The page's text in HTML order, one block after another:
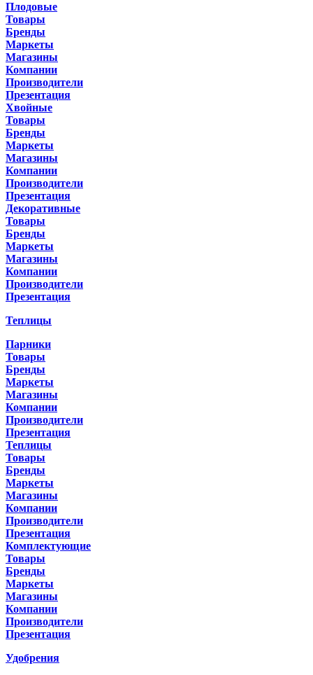
Плодовые
Товары
Бренды
Маркеты
Магазины
Компании
Производители
Презентация
Хвойные
Товары
Бренды
Маркеты
Магазины
Компании
Производители
Презентация
Декоративные
Товары
Бренды
Маркеты
Магазины
Компании
Производители
Презентация
Теплицы
Парники
Товары
Бренды
Маркеты
Магазины
Компании
Производители
Презентация
Теплицы
Товары
Бренды
Маркеты
Магазины
Компании
Производители
Презентация
Комплектующие
Товары
Бренды
Маркеты
Магазины
Компании
Производители
Презентация
Удобрения